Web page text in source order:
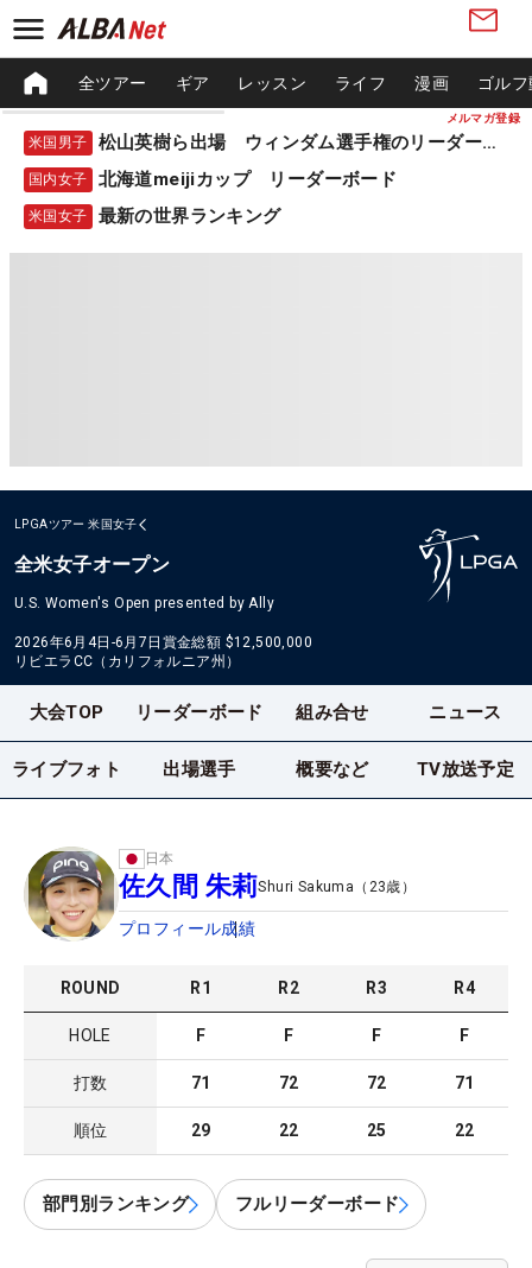
メルマガ登録
全ツアー ギア レッスン ライフ 漫画 ゴル
米国男子 松山英樹ら出場 ウィンダム選手権のリーダーボード
国内女子 北海道meijiカップ リーダーボード
米国女子 最新の世界ランキング
LPGAツアー 米国女子
全米女子オープン
U.S. Women's Open presented by Ally
2026年6月4日-6月7日 賞金総額 $12,500,000
リビエラCC（カリフォルニア州）
大会TOP リーダーボード 組み合せ ニュース
ライブフォト 出場選手 概要など TV放送予定
日本
佐久間 朱莉Shuri Sakuma （ 23歳）
プロフィール成績
ROUND R1 R2 R3 R4
HOLE F F F F
打数 71 72 72 71
順位 29 22 25 22
部門別ランキング フルリーダーボード